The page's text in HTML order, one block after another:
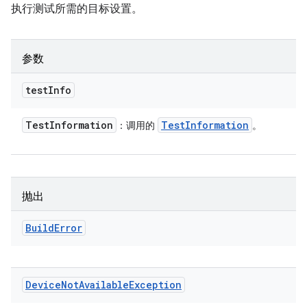
执行测试所需的目标设置。
参数
testInfo
TestInformation ：调用的 TestInformation 。
抛出
BuildError
DeviceNotAvailableException